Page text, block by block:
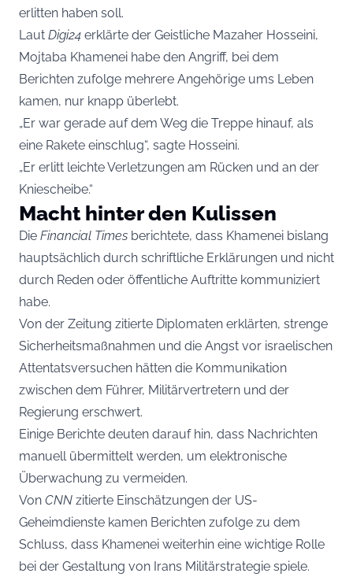
erlitten haben soll.
Laut Digi24 erklärte der Geistliche Mazaher Hosseini,
Mojtaba Khamenei habe den Angriff, bei dem
Berichten zufolge mehrere Angehörige ums Leben
kamen, nur knapp überlebt.
„Er war gerade auf dem Weg die Treppe hinauf, als
eine Rakete einschlug“, sagte Hosseini.
„Er erlitt leichte Verletzungen am Rücken und an der
Kniescheibe.“
Macht hinter den Kulissen
Die Financial Times berichtete, dass Khamenei bislang
hauptsächlich durch schriftliche Erklärungen und nicht
durch Reden oder öffentliche Auftritte kommuniziert
habe.
Von der Zeitung zitierte Diplomaten erklärten, strenge
Sicherheitsmaßnahmen und die Angst vor israelischen
Attentatsversuchen hätten die Kommunikation
zwischen dem Führer, Militärvertretern und der
Regierung erschwert.
Einige Berichte deuten darauf hin, dass Nachrichten
manuell übermittelt werden, um elektronische
Überwachung zu vermeiden.
Von CNN zitierte Einschätzungen der US-
Geheimdienste kamen Berichten zufolge zu dem
Schluss, dass Khamenei weiterhin eine wichtige Rolle
bei der Gestaltung von Irans Militärstrategie spiele.